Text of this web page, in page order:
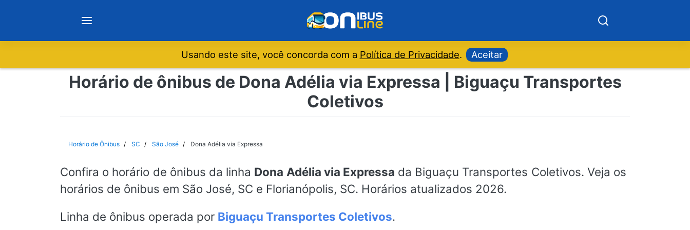
Notícias
São Paulo
Usando este site, você concorda com a Política de Privacidade. Aceitar
Horário de ônibus de Dona Adélia via Expressa | Biguaçu Transportes
Coletivos
Horário de Ônibus SC São José Dona Adélia via Expressa
Confira o horário de ônibus da linha Dona Adélia via Expressa da Biguaçu Transportes Coletivos. Veja os
horários de ônibus em São José, SC e Florianópolis, SC. Horários atualizados 2026.
Linha de ônibus operada por Biguaçu Transportes Coletivos.